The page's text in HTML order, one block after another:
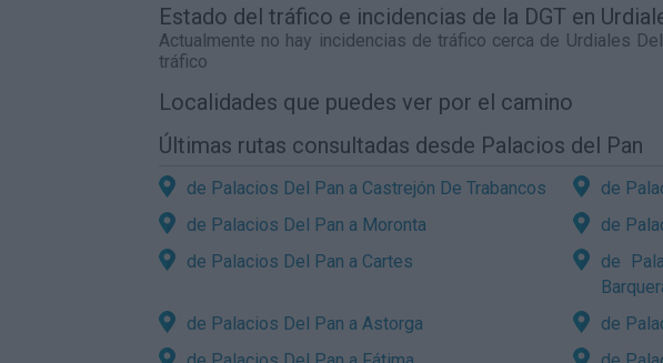
Estado del tráfico e incidencias de la DGT en
Actualmente no hay incidencias de tráfico cerca de Urdiales
tráfico
Localidades que puedes ver por el camino
Últimas rutas consultadas desde Palacios del Pan
de Palacios Del Pan a Castrejón De Trabancos
de
de Palacios Del Pan a Moronta
de
de Palacios Del Pan a Cartes
de
de Palacios Del Pan a Astorga
de